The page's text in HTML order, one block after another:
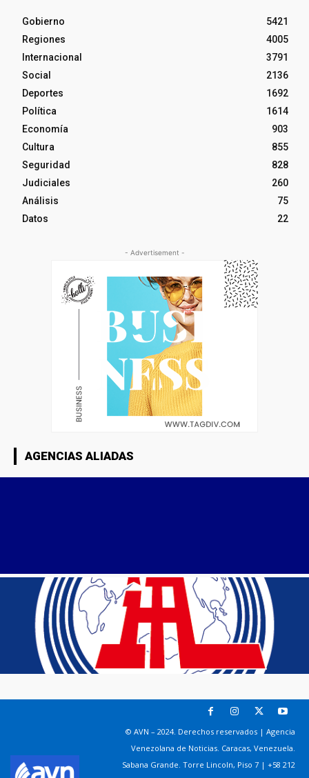
Gobierno
5421
Regiones
4005
Internacional
3791
Social
2136
Deportes
1692
Política
1614
Economía
903
Cultura
855
Seguridad
828
Judiciales
260
Análisis
75
Datos
22
- Advertisement -
AGENCIAS ALIADAS
© AVN – 2024. Derechos reservados | Agencia
Venezolana de Noticias. Caracas, Venezuela.
Sabana Grande. Torre Lincoln, Piso 7 | +58 212